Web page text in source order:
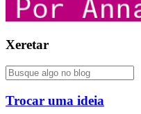
Xeretar
Trocar uma ideia